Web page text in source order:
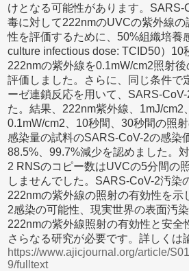
けとなる可能性があります。SARS-
毒に対して222nmのUVCの紫外線
性を評価するために、50%組織培養
culture infectious dose: TCID50）10
222nmの紫外線を0.1mW/cm2照射
評価しました。さらに、同じ条件で
ーゼ連鎖反応を用いて、SARS-
た。結果、222nm紫外線、1mJ/cm2
0.1mW/cm2、10秒間、30秒間の照
感染量の試料のSARS-CoV-2の感染
88.5%、99.7%減少を認めました。
2 RNSのコピー数はUVCの5分間の
しませんでした。SARS-CoV-2汚染
222nmの紫外線の照射の有効性を示
2感染の可能性、現実世界の表面汚
222nmの紫外線照射の有効性と安全
さらなる研究が必要です。詳しくは
https://www.ajicjournal.org/article/
9/fulltext